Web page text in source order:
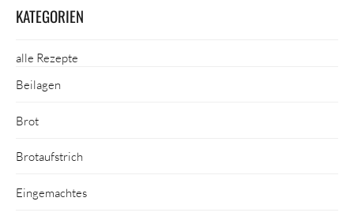
KATEGORIEN
alle Rezepte
Beilagen
Brot
Brotaufstrich
Eingemachtes